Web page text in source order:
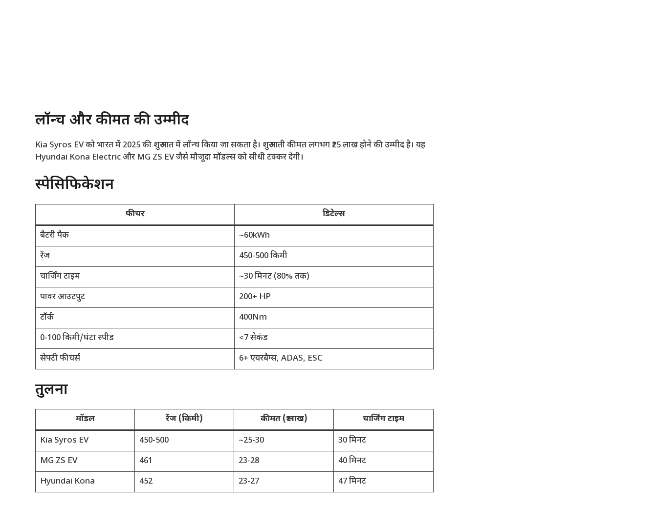
लॉन्च और कीमत की उम्मीद
Kia Syros EV को भारत में 2025 की शुरुआत में लॉन्च किया जा सकता है। शुरुआती कीमत लगभग ₹25 लाख होने की उम्मीद है। यह
Hyundai Kona Electric और MG ZS EV जैसे मौजूदा मॉडल्स को सीधी टक्कर देगी।
स्पेसिफिकेशन
फीचर
डिटेल्स
बैटरी पैक
~60kWh
रेंज
450-500 किमी
चार्जिंग टाइम
~30 मिनट (80% तक)
पावर आउटपुट
200+ HP
टॉर्क
400Nm
0-100 किमी/घंटा स्पीड
<7 सेकंड
सेफ्टी फीचर्स
6+ एयरबैग्स, ADAS, ESC
तुलना
मॉडल रेंज (किमी) कीमत (₹ लाख)
चार्जिंग टाइम
Kia Syros EV
450-500 ~25-30
30 मिनट
MG ZS EV
461 23-28
40 मिनट
Hyundai Kona
452 23-27 47 मिनट